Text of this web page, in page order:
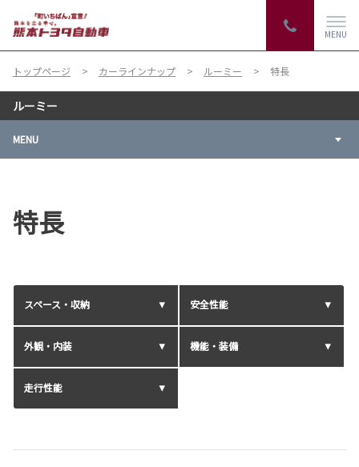
MENU
トップページ カーラインナップ ルーミー 特長
ルーミー
MENU
特長
スペース・収納 安全性能
外観・内装 機能・装備
走行性能